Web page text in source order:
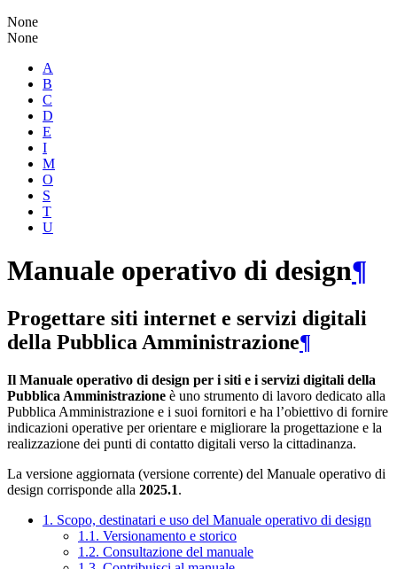
None
None
A
B
C
D
E
I
M
O
S
T
U
Manuale operativo di design¶
Progettare siti internet e servizi digitali
della Pubblica Amministrazione¶
Il Manuale operativo di design per i siti e i servizi digitali della
Pubblica Amministrazione è uno strumento di lavoro dedicato alla
Pubblica Amministrazione e i suoi fornitori e ha l’obiettivo di fornire
indicazioni operative per orientare e migliorare la progettazione e la
realizzazione dei punti di contatto digitali verso la cittadinanza.
La versione aggiornata (versione corrente) del Manuale operativo di
design corrisponde alla 2025.1.
1. Scopo, destinatari e uso del Manuale operativo di design
1.1. Versionamento e storico
1.2. Consultazione del manuale